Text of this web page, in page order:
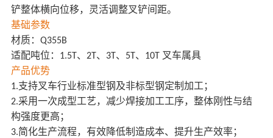
铲整体横向位移，灵活调整叉铲间距。
基础参数
材质：Q355B
适配吨位： 1.5T 、 2T 、 3T 、 5T 、 10T 叉车属具
产品优势
1.支持叉车行业标准型钢及非标型钢定制加工；
2.采用一次成型工艺，减少焊接加工工序，整体刚性与结
构强度更高；
3.简化生产流程，有效降低制造成本、提升生产效率；